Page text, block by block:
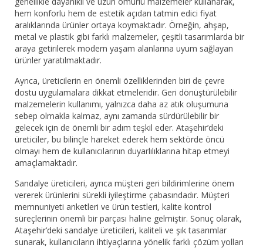
hem konforlu hem de estetik açıdan tatmin edici fiyat
aralıklarında ürünler ortaya koymaktadır. Örneğin, ahşap,
metal ve plastik gibi farklı malzemeler, çeşitli tasarımlarda bir
araya getirilerek modern yaşam alanlarına uyum sağlayan
ürünler yaratılmaktadır.
Ayrıca, üreticilerin en önemli özelliklerinden biri de çevre
dostu uygulamalara dikkat etmeleridir. Geri dönüştürülebilir
malzemelerin kullanımı, yalnızca daha az atık oluşumuna
sebep olmakla kalmaz, aynı zamanda sürdürülebilir bir
gelecek için de önemli bir adım teşkil eder. Ataşehir’deki
üreticiler, bu bilinçle hareket ederek hem sektörde öncü
olmayı hem de kullanıcılarının duyarlılıklarına hitap etmeyi
amaçlamaktadır.
Sandalye üreticileri, ayrıca müşteri geri bildirimlerine önem
vererek ürünlerini sürekli iyileştirme çabasındadır. Müşteri
memnuniyeti anketleri ve ürün testleri, kalite kontrol
süreçlerinin önemli bir parçası haline gelmiştir. Sonuç olarak,
Ataşehir’deki sandalye üreticileri, kaliteli ve şık tasarımlar
sunarak, kullanıcıların ihtiyaçlarına yönelik farklı çözüm yolları